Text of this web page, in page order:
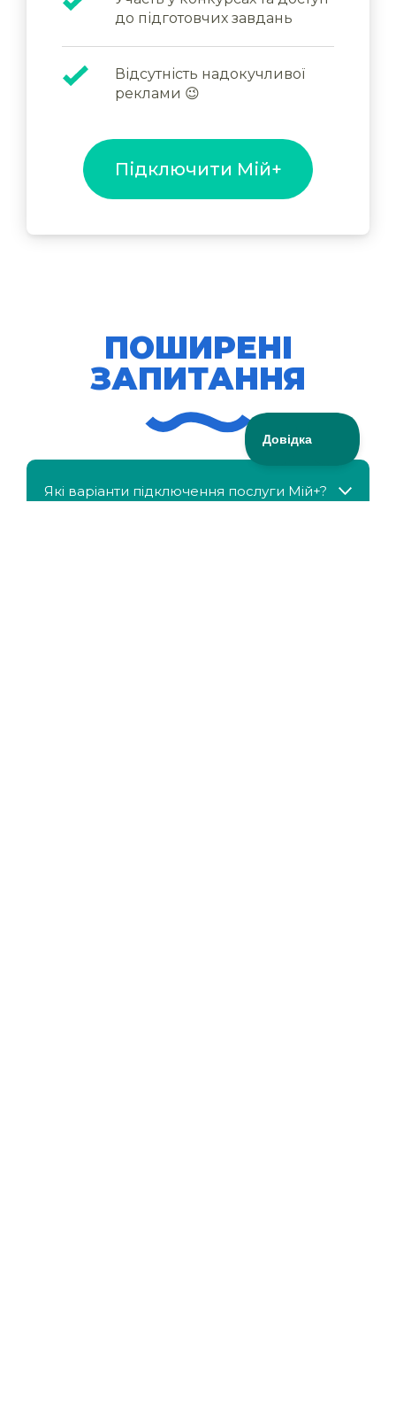
до підготовчих завдань
Відсутність надокучливої
реклами 😉
Підключити Мій+
ПОШИРЕНІ
ЗАПИТАННЯ
Які варіанти підключення послуги Мій+?